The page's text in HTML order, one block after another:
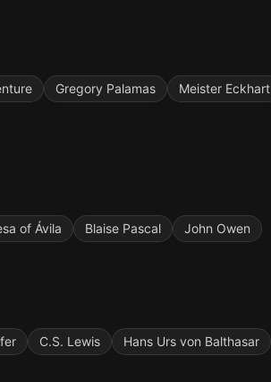
Gregory Palamas
Meister Eckhart
of Ávila Blaise Pascal John Owen
C.S. Lewis
Hans Urs von Balthasar